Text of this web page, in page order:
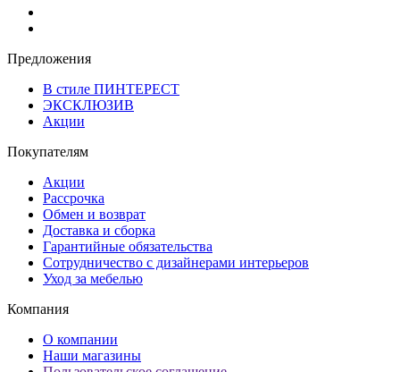
Предложения
В стиле ПИНТЕРЕСТ
ЭКСКЛЮЗИВ
Акции
Покупателям
Акции
Рассрочка
Обмен и возврат
Доставка и сборка
Гарантийные обязательства
Сотрудничество с дизайнерами интерьеров
Уход за мебелью
Компания
О компании
Наши магазины